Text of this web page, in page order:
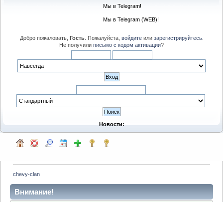
Мы в Telegram!
Мы в Telegram (WEB)!
Добро пожаловать, Гость. Пожалуйста, войдитеили зарегистрируйтесь.
Не получили письмо с кодом активации?
Новости:
chevy-clan
Внимание!